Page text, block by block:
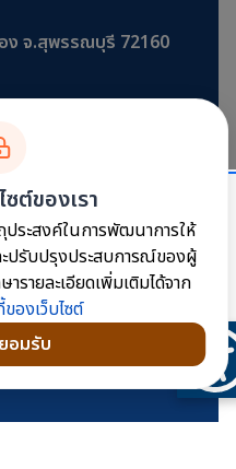
ต์ของเรา
ประสงค์ในการพัฒนาการให้
ะปรับปรุงประสบการณ์ของผู้
รายละเอียดเพิ่มเติมได้จาก
องเว็บไซต์
อมรับ
ง จ.สุพรรณบุรี 72160